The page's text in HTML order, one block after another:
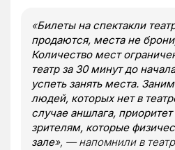
«Билеты на спектакли
продаются, места не
Количество мест
театр за 30 минут до
успеть занять места.
людей, которых нет в
случае аншлага, приоритет
зрителям, которые
зале», — напомнили в